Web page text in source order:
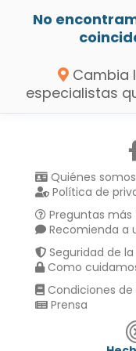
No
Cambia
especialistas
Quiénes somos
Política de
Preguntas
Recomienda a
Seguridad de
Como
Condiciones de
Prensa